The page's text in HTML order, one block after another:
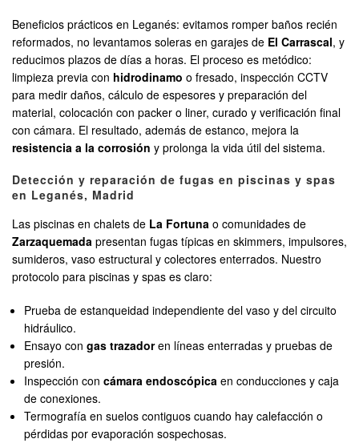
Beneficios prácticos en Leganés: evitamos romper baños recién
reformados, no levantamos soleras en garajes de El Carrascal, y
reducimos plazos de días a horas. El proceso es metódico:
limpieza previa con hidrodinamo o fresado, inspección CCTV
para medir daños, cálculo de espesores y preparación del
material, colocación con packer o liner, curado y verificación final
con cámara. El resultado, además de estanco, mejora la
resistencia a la corrosión y prolonga la vida útil del sistema.
Detección y reparación de fugas en piscinas y spas
en Leganés, Madrid
Las piscinas en chalets de La Fortuna o comunidades de
Zarzaquemada presentan fugas típicas en skimmers, impulsores,
sumideros, vaso estructural y colectores enterrados. Nuestro
protocolo para piscinas y spas es claro:
Prueba de estanqueidad independiente del vaso y del circuito
hidráulico.
Ensayo congas trazadoren líneas enterradas y pruebas de
presión.
Inspección concámara endoscópica en conducciones y caja
de conexiones.
Termografía en suelos contiguos cuando hay calefacción o
pérdidas por evaporación sospechosas.